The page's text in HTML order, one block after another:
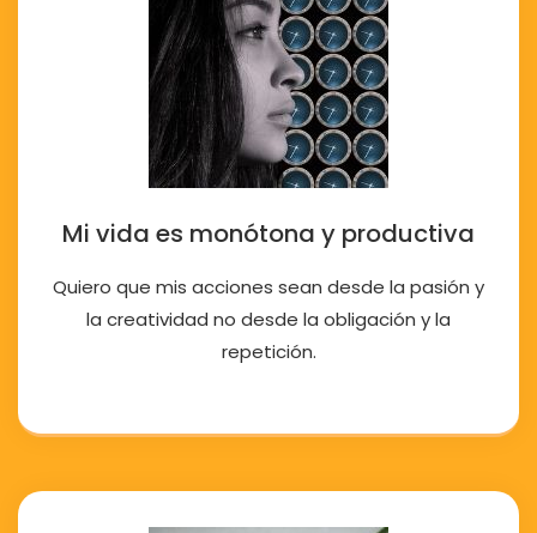
Mi vida es monótona y productiva
Quiero que mis acciones sean desde la pasión y
la creatividad no desde la obligación y la
repetición.